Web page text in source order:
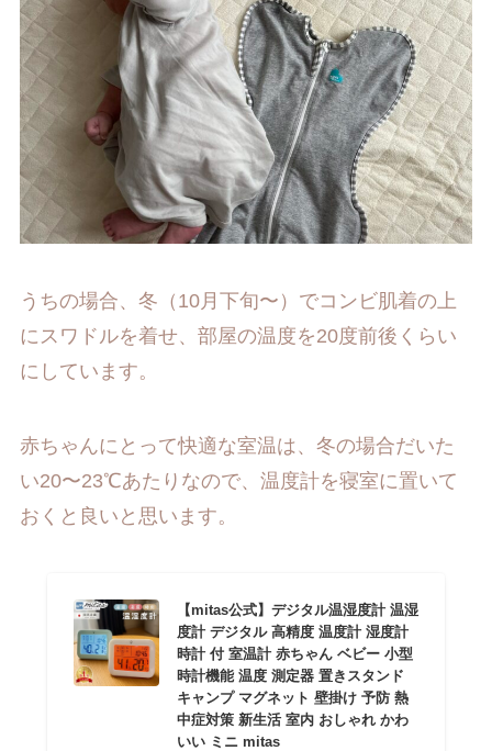
うちの場合、冬（10月下旬〜）でコンビ肌着の上
にスワドルを着せ、部屋の温度を20度前後くらい
にしています。
赤ちゃんにとって快適な室温は、冬の場合だいた
い20〜23℃あたりなので、温度計を寝室に置いて
おくと良いと思います。
【mitas公式】デジタル温湿度計 温湿
度計 デジタル 高精度 温度計 湿度計
時計 付 室温計 赤ちゃん ベビー 小型
時計機能 温度 測定器 置きスタンド
キャンプ マグネット 壁掛け 予防 熱
中症対策 新生活 室内 おしゃれ かわ
いい ミニ mitas